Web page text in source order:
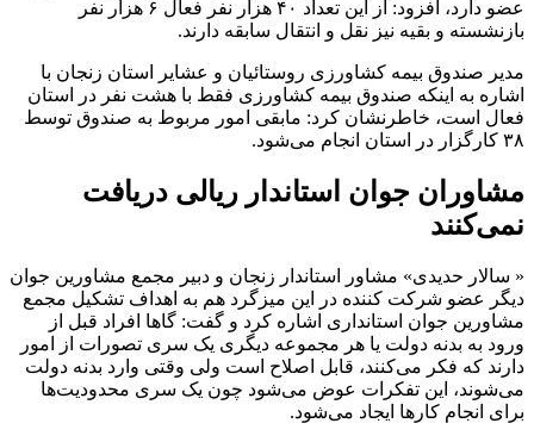
عضو دارد، افزود: از این تعداد ۴۰ هزار نفر فعال ۶ هزار نفر
بازنشسته و بقیه نیز نقل و انتقال سابقه دارند.
مدیر صندوق بیمه کشاورزی روستائیان و عشایر استان زنجان با
اشاره به اینکه صندوق بیمه کشاورزی فقط با هشت نفر در استان
فعال است، خاطرنشان کرد: مابقی امور مربوط به صندوق توسط
۳۸ کارگزار در استان انجام می‌شود.
مشاوران جوان استاندار ریالی دریافت
نمی‌کنند
« سالار حدیدی» مشاور استاندار زنجان و دبیر مجمع مشاورین جوان
دیگر عضو شرکت کننده در این میزگرد هم به اهداف تشکیل مجمع
مشاورین جوان استانداری اشاره کرد و گفت: گاها افراد قبل از
ورود به بدنه دولت یا هر مجموعه دیگری یک سری تصورات از امور
دارند که فکر می‌کنند، قابل اصلاح است ولی وقتی وارد بدنه دولت
می‌شوند، این تفکرات عوض می‌شود چون یک سری محدودیت‌ها
برای انجام کارها ایجاد می‌شود.